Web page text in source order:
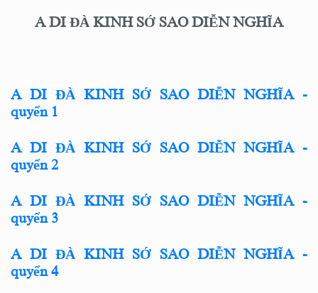
A DI ĐÀ KINH SỚ SAO DIỄN NGHĨA
A DI ĐÀ KINH SỚ SAO DIỄN NGHĨA -
quyển 1
A DI ĐÀ KINH SỚ SAO DIỄN NGHĨA -
quyển 2
A DI ĐÀ KINH SỚ SAO DIỄN NGHĨA -
quyển 3
A DI ĐÀ KINH SỚ SAO DIỄN NGHĨA​​​​​​​ -
quyển 4